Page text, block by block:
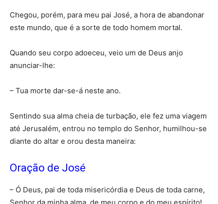
Chegou, porém, para meu pai José, a hora de abandonar
este mundo, que é a sorte de todo homem mortal.
Quando seu corpo adoeceu, veio um de Deus anjo
anunciar-lhe:
– Tua morte dar-se-á neste ano.
Sentindo sua alma cheia de turbação, ele fez uma viagem
até Jerusalém, entrou no templo do Senhor, humilhou-se
diante do altar e orou desta maneira:
Oração de José
– Ó Deus, pai de toda misericórdia e Deus de toda carne,